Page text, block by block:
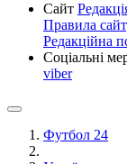
Сайт
Правила
Редакційна
Соціальні
viber
Футбол 24